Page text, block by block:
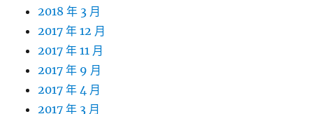
2018 年 3 月
2017 年 12 月
2017 年 11 月
2017 年 9 月
2017 年 4 月
2017 年 3 月